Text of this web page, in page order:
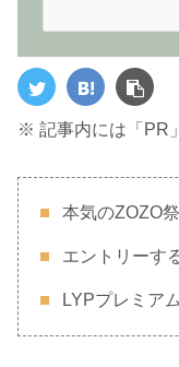
※ 記事内には「PR
本気のZOZO
エントリーす
LYPプレミア